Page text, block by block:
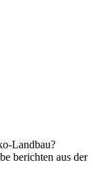
Landbau?
berichten aus der